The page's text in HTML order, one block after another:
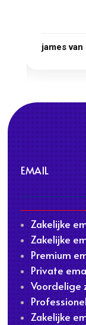
james van
EMAIL
Zakelijke
Zakelijke
Premium
Private
Voordelige
Zakelijke